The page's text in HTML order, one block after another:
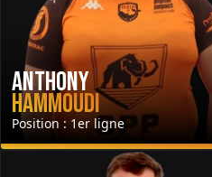
Anthony
Hammoudi
Position : 1er ligne